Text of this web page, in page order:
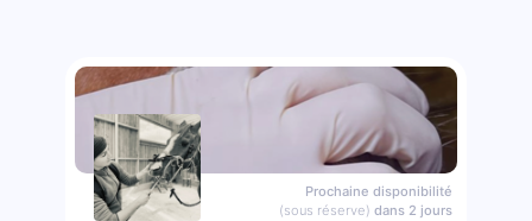
Prochaine disponibilité
(sous réserve) dans 2 jours